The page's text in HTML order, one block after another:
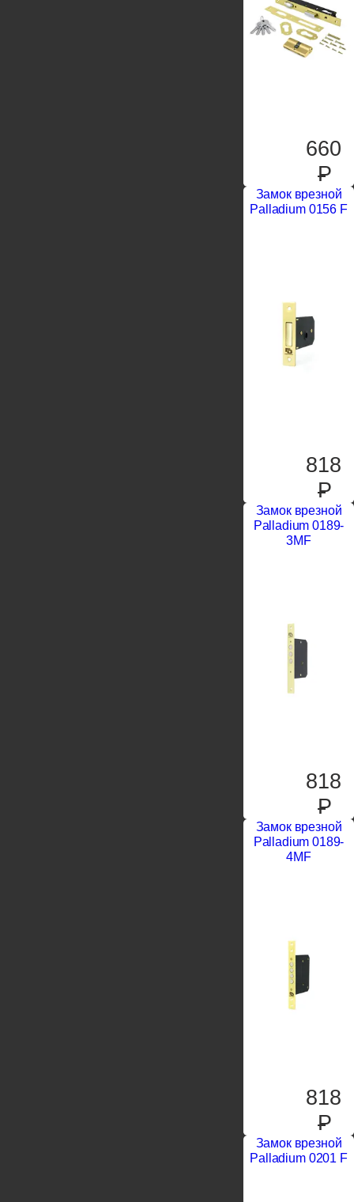
660
P
Замок врезной
Palladium 0156 F
818
P
Замок врезной
Palladium 0189-
3MF
818
P
Замок врезной
Palladium 0189-
4MF
818
P
Замок врезной
Palladium 0201 F